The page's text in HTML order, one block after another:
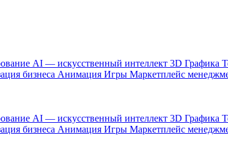
AI — искусственный интеллект 3D Графика
бизнеса Анимация Игры Маркетплейс
AI — искусственный интеллект 3D Графика
бизнеса Анимация Игры Маркетплейс